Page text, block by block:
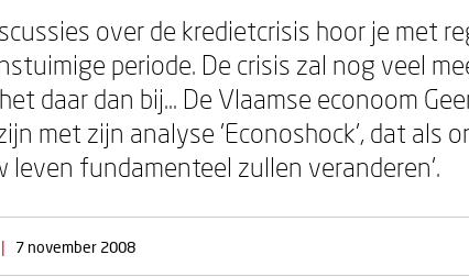
over de kredietcrisis hoor je met
periode. De crisis zal nog veel
daar dan bij... De Vlaamse econoom
met zijn analyse 'Econoshock', dat als
leven fundamenteel zullen veranderen'.
| 7 november 2008